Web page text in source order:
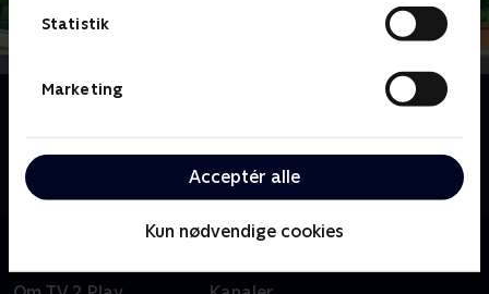
Statistik
Marketing
Acceptér alle
Kun nødvendige cookies
Om Oddbods
farer, mens helt almindelige situationer forvandler
sig til utrolige hændelser.